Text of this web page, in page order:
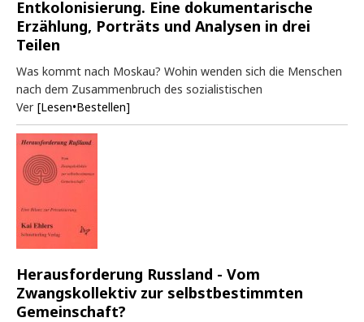
Entkolonisierung. Eine dokumentarische
Erzählung, Porträts und Analysen in drei
Teilen
Was kommt nach Moskau? Wohin wenden sich die Menschen
nach dem Zusammenbruch des sozialistischen
Ver [Lesen•Bestellen]
Herausforderung Russland - Vom
Zwangskollektiv zur selbstbestimmten
Gemeinschaft?